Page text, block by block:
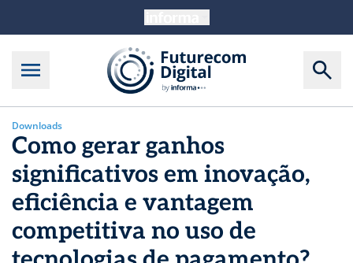
Downloads
Como gerar ganhos
significativos em inovação,
eficiência e vantagem
competitiva no uso de